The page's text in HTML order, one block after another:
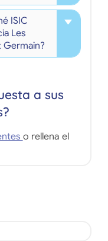
ISIC
Les
Germain?
a sus
o rellena el